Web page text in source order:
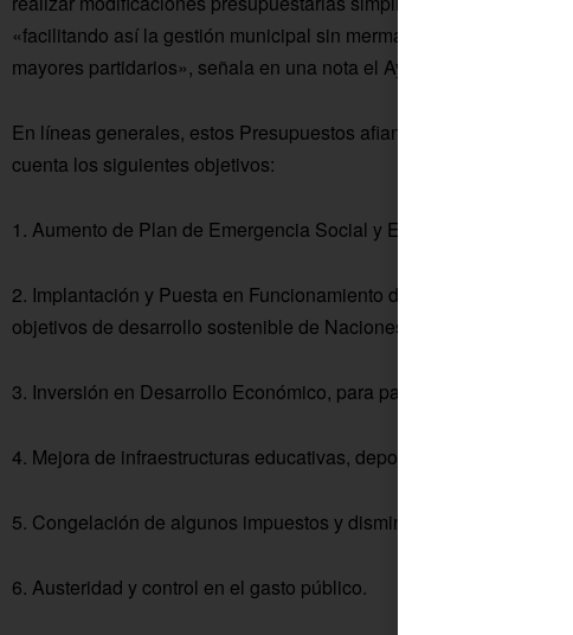
«facilitando así la gestión municipal sin mermar ni un ápice el
mayores partidarios», señala en una nota el Ayuntamiento.
En líneas generales, estos Presupuestos afianzan y amplían los
cuenta los siguientes objetivos:
1. Aumento de Plan de Emergencia Social y Empleos Sociales.
2. Implantación y Puesta en Funcionamiento de la Agenda 2030
objetivos de desarrollo sostenible de Naciones Unidas.
3. Inversión en Desarrollo Económico, para paliar los efectos de la
4. Mejora de infraestructuras educativas, deportivas, de ocio infantil
5. Congelación de algunos impuestos y disminución de otros.
6. Austeridad y control en el gasto público.